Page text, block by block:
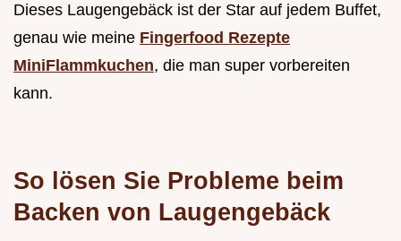
Dieses Laugengebäck ist der Star auf jedem Buffet,
genau wie meine Fingerfood Rezepte
MiniFlammkuchen, die man super vorbereiten
kann.
So lösen Sie Probleme beim
Backen von Laugengebäck